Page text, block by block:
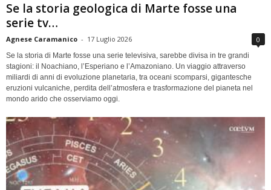
Se la storia geologica di Marte fosse una
serie tv…
Agnese Caramanico - 17 Luglio 2026 0
Se la storia di Marte fosse una serie televisiva, sarebbe divisa in tre grandi
stagioni: il Noachiano, l’Esperiano e l’Amazoniano. Un viaggio attraverso
miliardi di anni di evoluzione planetaria, tra oceani scomparsi, gigantesche
eruzioni vulcaniche, perdita dell’atmosfera e trasformazione del pianeta nel
mondo arido che osserviamo oggi.